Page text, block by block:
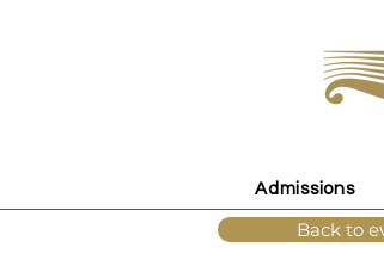
Admissions
Back to